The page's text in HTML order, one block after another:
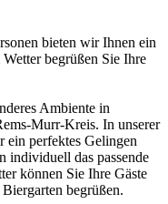
bieten wir Ihnen ein
begrüßen Sie Ihre
Ambiente in
Murr-Kreis. In unserer
perfektes Gelingen
individuell das passende
können Sie Ihre Gäste
begrüßen.